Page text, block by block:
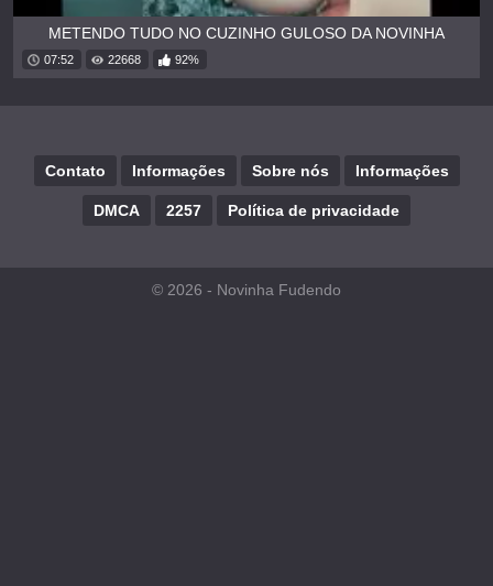
METENDO TUDO NO CUZINHO GULOSO DA NOVINHA
07:52 22668 92%
Contato Informações Sobre nós Informações
DMCA 2257 Política de privacidade
© 2026 - Novinha Fudendo